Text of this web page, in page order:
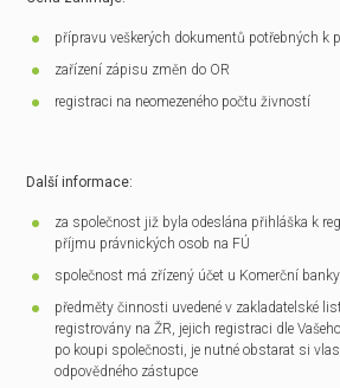
přípravu veškerých dokumentů potřebných k
zařízení zápisu změn do OR
registraci na neomezeného počtu živností
Další informace:
za společnost již byla odeslána přihláška k
příjmu právnických osob na FÚ
společnost má zřízený účet u Komerční banky
předměty činnosti uvedené v zakladatelské
registrovány na ŽR, jejich registraci dle
po koupi společnosti, je nutné obstarat si
odpovědného zástupce